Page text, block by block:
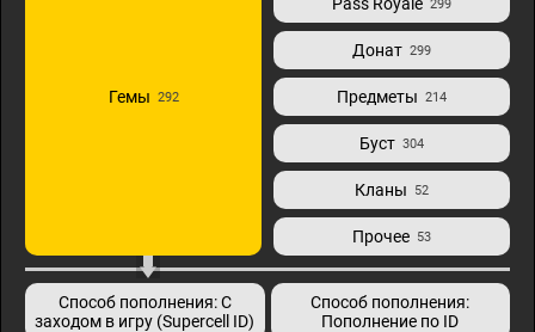
Гемы 292
299
Донат 299
Предметы 214
Буст 304
Кланы 52
Прочее 53
Способ пополнения: С
заходом в игру (Supercell ID)
Способ пополнения:
Пополнение по ID